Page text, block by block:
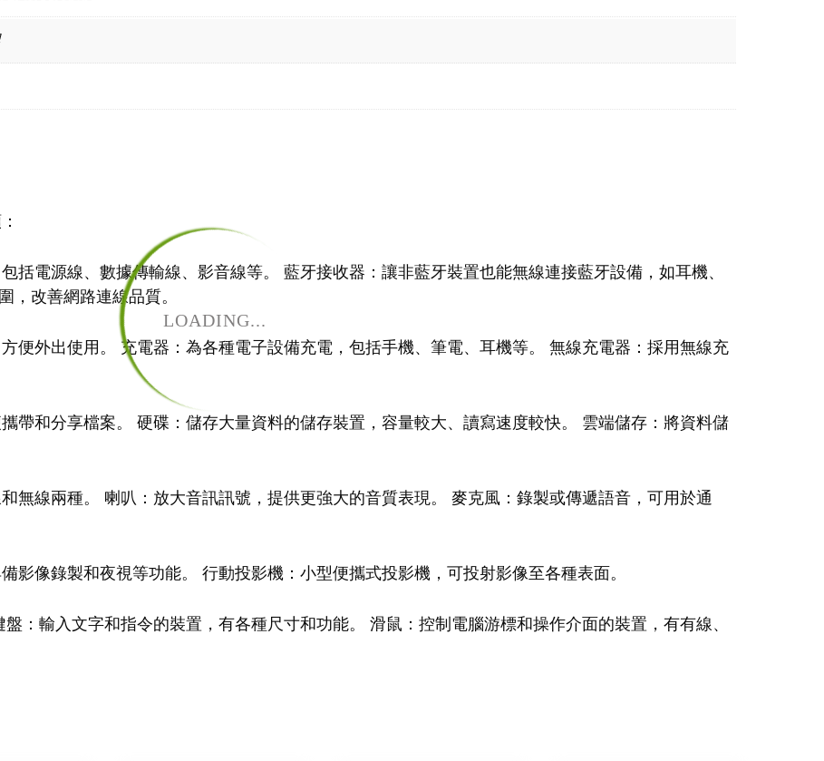
LOADING...
括電源線、數據傳輸線、影音線等。 藍牙接收器：讓非藍牙裝置也能無線連接藍牙設備，如耳機、
，改善網路連線品質。
便外出使用。 充電器：為各種電子設備充電，包括手機、筆電、耳機等。 無線充電器：採用無線充
帶和分享檔案。 硬碟：儲存大量資料的儲存裝置，容量較大、讀寫速度較快。 雲端儲存：將資料儲
無線兩種。 喇叭：放大音訊訊號，提供更強大的音質表現。 麥克風：錄製或傳遞語音，可用於通
影像錄製和夜視等功能。 行動投影機：小型便攜式投影機，可投射影像至各種表面。
：輸入文字和指令的裝置，有各種尺寸和功能。 滑鼠：控制電腦游標和操作介面的裝置，有有線、